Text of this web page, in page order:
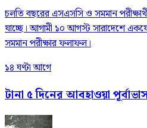
চলতি বছরের এসএসসি ও সমমান
যাচ্ছে। আগামী ১০ আগস্ট সারাদেশে
সমমান পরীক্ষার ফলাফল।
১৪ ঘণ্টা আগে
টানা ৫ দিনের আবহাওয়া